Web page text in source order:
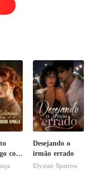
com
Desejando o
irmão errado
Elysian Sparrow